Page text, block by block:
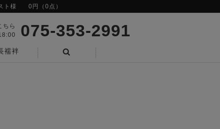
ト様 0円（0点）
ちら
075-353-2991
襦袢